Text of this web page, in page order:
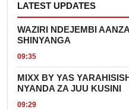
LATEST UPDATES
WAZIRI NDEJEMBI
SHINYANGA
09:35
MIXX BY YAS
NYANDA ZA JUU KUSINI
09:29